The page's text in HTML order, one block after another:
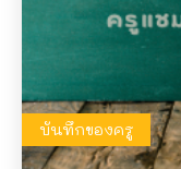
บันทึกของครู